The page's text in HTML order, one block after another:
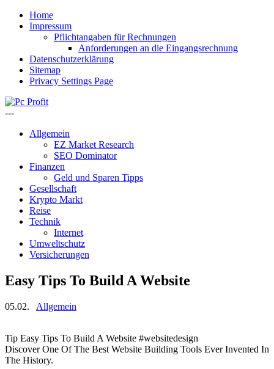
Home
Impressum
Pflichtangaben für Rechnungen
Anforderungen an die Eingangsrechnung
Datenschutzerklärung
Sitemap
Privacy Settings Page
---
Allgemein
EZ Market Research
SEO Dominator
Finanzen
Geld und Sparen Tipps
Gesellschaft
Krypto Markt
Reise
Technik
Internet
Umweltschutz
Versicherungen
Easy Tips To Build A Website
05.02. Allgemein
Tip Easy Tips To Build A Website #websitedesign
Discover One Of The Best Website Building Tools Ever Invented In
The History.